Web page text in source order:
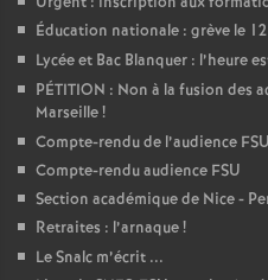
Éducation nationale : grève le
Lycée et Bac Blanquer : l’heure
PÉTITION : Non à la fusion des
Marseille!
Compte-rendu de l’audience
Compte-rendu audience FSU
Section académique de Nice -
Retraites : l’arnaque!
Le Snalc m’écrit ...